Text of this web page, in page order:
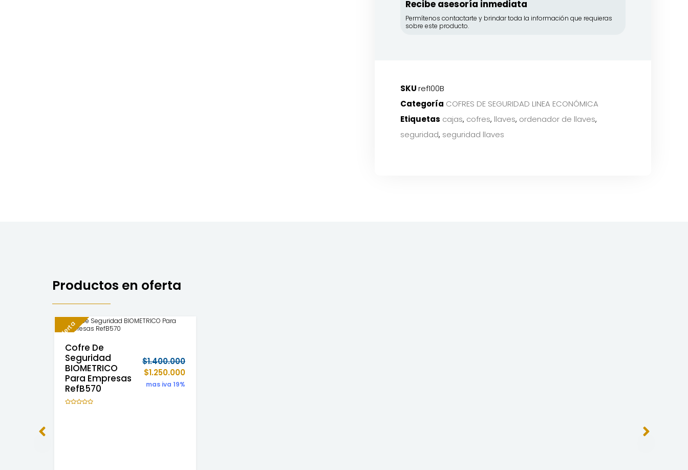
Recibe asesoría inmediata
Permítenos contactarte y brindar toda la información que requieras
sobre este producto.
SKUref100B
Categoría COFRES DE SEGURIDAD LINEA ECONÓMICA
Etiquetas cajas, cofres, llaves, ordenador de llaves,
seguridad, seguridad llaves
Productos en oferta
Oferta
Cofre De
Seguridad
BIOMETRICO
Para Empresas
RefB570
$1.400.000
$1.250.000
mas iva 19%